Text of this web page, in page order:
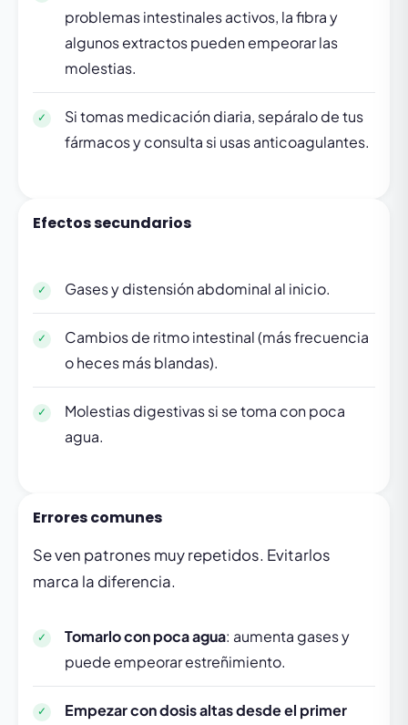
problemas intestinales activos, la fibra y
algunos extractos pueden empeorar las
molestias.
Si tomas medicación diaria, sepáralo de tus
fármacos y consulta si usas anticoagulantes.
Efectos secundarios
Gases y distensión abdominal al inicio.
Cambios de ritmo intestinal (más frecuencia
o heces más blandas).
Molestias digestivas si se toma con poca
agua.
Errores comunes
Se ven patrones muy repetidos. Evitarlos
marca la diferencia.
Tomarlo con poca agua: aumenta gases y
puede empeorar estreñimiento.
Empezar con dosis altas desde el primer